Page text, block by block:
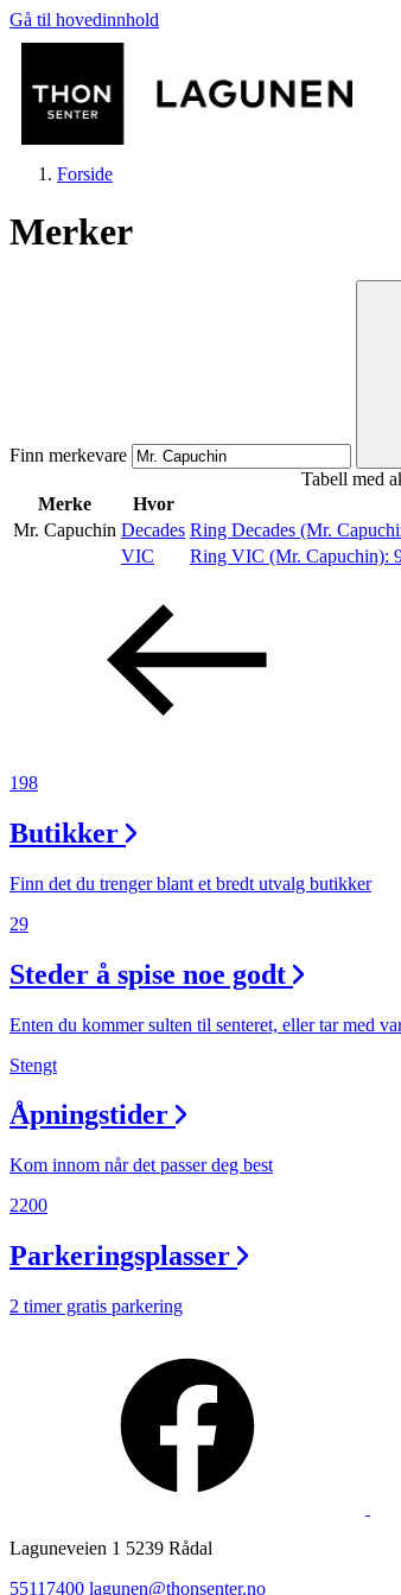
Gå til hovedinnhold
Mat og drikke
Helse
Aktiviteter
Tilbud
Inspirasjon
Søk
Magasin
Gavekort
Personal Shopper
Forside
Merker
Finn merkevare
Tabell med
Merke
Hvor
Mr. Capuchin Decades Ring Decades (Mr.
VIC
Ring VIC (Mr. Capuchin):
198
Butikker
Finn det du trenger blant et bredt utvalg butikker
29
Steder å spise noe godt
Enten du kommer sulten til senteret, eller tar med
Stengt
Åpningstider
Kom innom når det passer deg best
2200
Parkeringsplasser
2 timer gratis parkering
Laguneveien 1 5239 Rådal
55117400 lagunen@thonsenter.no